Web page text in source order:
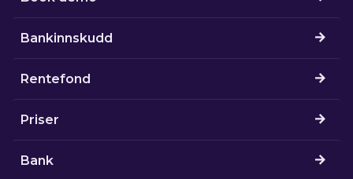
Bankinnskudd
Rentefond
Priser
Bank